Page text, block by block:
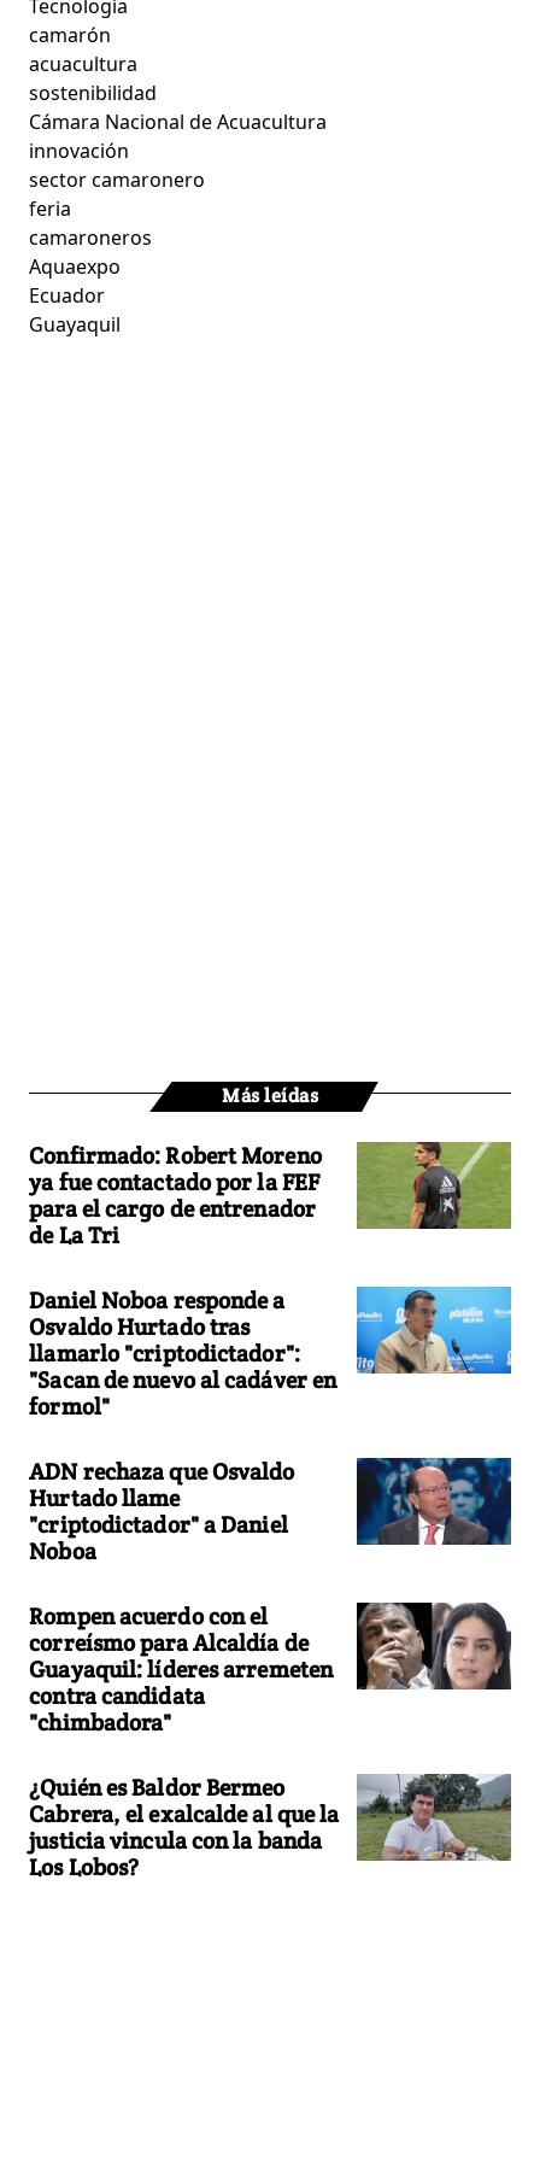
Tecnología
camarón
acuacultura
sostenibilidad
Cámara Nacional de Acuacultura
innovación
sector camaronero
feria
camaroneros
Aquaexpo
Ecuador
Guayaquil
Más leídas
Confirmado: Robert Moreno
ya fue contactado por la FEF
para el cargo de entrenador
de La Tri
Daniel Noboa responde a
Osvaldo Hurtado tras
llamarlo "criptodictador":
"Sacan de nuevo al cadáver en
formol"
ADN rechaza que Osvaldo
Hurtado llame
"criptodictador" a Daniel
Noboa
Rompen acuerdo con el
correísmo para Alcaldía de
Guayaquil: líderes arremeten
contra candidata
"chimbadora"
¿Quién es Baldor Bermeo
Cabrera, el exalcalde al que la
justicia vincula con la banda
Los Lobos?